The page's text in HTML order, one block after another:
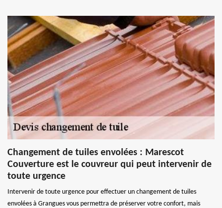
Changement de tuiles envolées : Marescot
Couverture est le couvreur qui peut intervenir de
toute urgence
Intervenir de toute urgence pour effectuer un changement de tuiles
envolées à Grangues vous permettra de préserver votre confort, mais